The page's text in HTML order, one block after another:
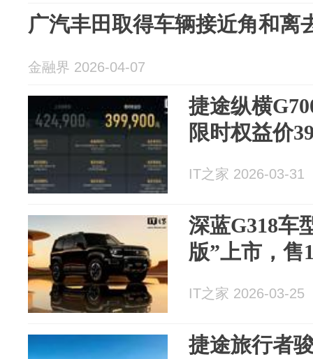
广汽丰田取得车辆接近角和离
金融界 2026-04-07
捷途纵横
限时权益价
IT之家 2026-03-31
深蓝G318车
版”上市，售
IT之家 2026-03-25
捷途旅行者